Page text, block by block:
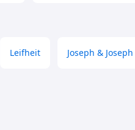
Leifheit Joseph & Joseph